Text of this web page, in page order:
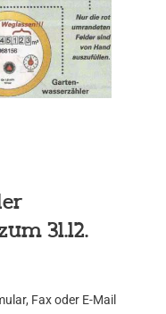
31.12.
Fax oder E-Mail